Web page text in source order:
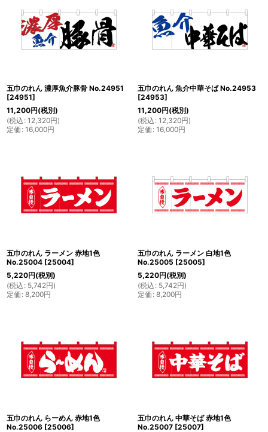
五巾のれん 濃厚魚介豚骨 No.24951
[24951]
11,200円(税別)
(税込 : 12,320円)
定価 : 16,000円
五巾のれん 魚介中華そば No.24953
[24953]
11,200円(税別)
(税込 : 12,320円)
定価 : 16,000円
五巾のれん ラーメン 赤地1色
No.25004 [25004]
5,220円(税別)
(税込 : 5,742円)
定価 : 8,200円
五巾のれん ラーメン 白地1色
No.25005 [25005]
5,220円(税別)
(税込 : 5,742円)
定価 : 8,200円
五巾のれん らーめん 赤地1色
No.25006 [25006]
五巾のれん 中華そば 赤地1色
No.25007 [25007]